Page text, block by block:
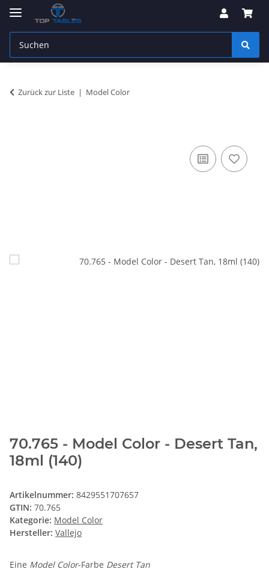
Zurück zur Liste Model Color
70.765 - Model Color - Desert Tan,
18ml (140)
Artikelnummer: 8429551707657
GTIN: 70.765
Kategorie: Model Color
Hersteller: Vallejo
Eine Model Color-Farbe Desert Tan